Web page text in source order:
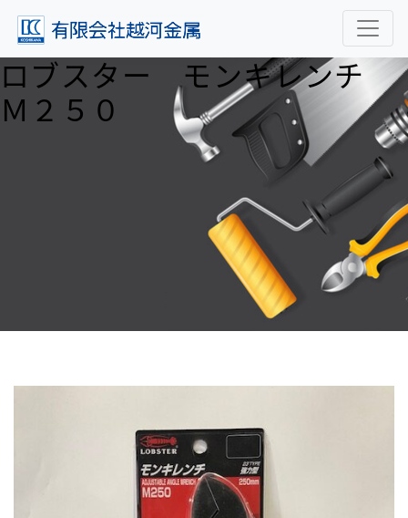
ロブスター モンキレンチ
Ｍ２５０